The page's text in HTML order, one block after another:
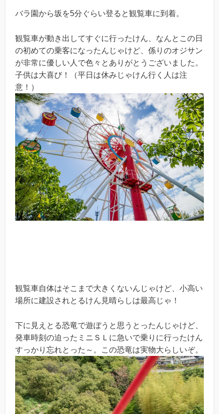
バラ園から坂を5分ぐらい登ると観覧車に到着。
観覧車が動き出してすぐに行ったけん、なんとこの日
の初めての乗客になったんじゃけど、係りのオジサン
が非常に優しい人で色々とありがとうございました。
子供は大喜び！（平日は休みじゃけん行く人は注
意！）
観覧車自体はそこまで大きくないんじゃけど、小高い
場所に建設されとるけん見晴らしは最高じゃ！
下に見えとる恐竜で遊ぼうと思うとったんじゃけど、
発車時刻の迫ったミニＳＬに急いで乗りに行ったけん
すっかり忘れとった～。この恐竜は実物大らしいぞ。